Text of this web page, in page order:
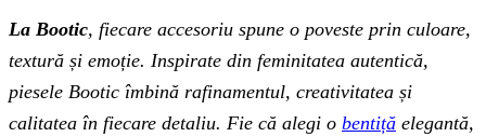
La Bootic, fiecare accesoriu spune o poveste prin culoare,
textură și emoție. Inspirate din feminitatea autentică,
piesele Bootic îmbină rafinamentul, creativitatea și
calitatea în fiecare detaliu. Fie că alegi o bentiță elegantă,